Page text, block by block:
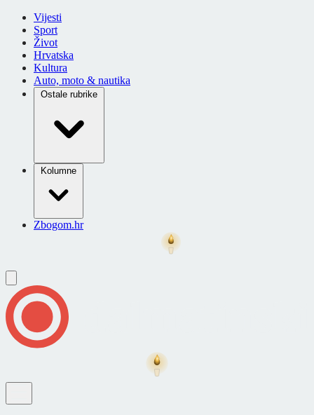
Vijesti
Sport
Život
Hrvatska
Kultura
Auto, moto & nautika
Ostale rubrike
Kolumne
Zbogom.hr